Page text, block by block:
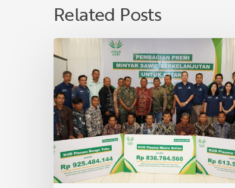
Related Posts
Asian
Agri
Bagikan
Premi
Minyak
Sawit
Lestari
untuk
40
KUD